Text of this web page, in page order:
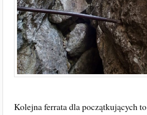
Kolejna ferrata dla początkujących to